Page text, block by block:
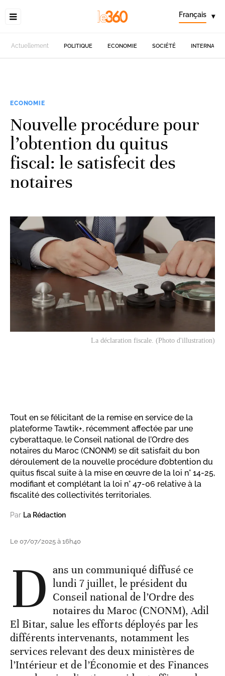
Français ▾
Actuellement POLITIQUE ECONOMIE SOCIÉTÉ
ECONOMIE
Nouvelle procédure pour
l’obtention du quitus
fiscal: le satisfecit des
notaires
La déclaration fiscale. (Photo d'illustration)
Tout en se félicitant de la remise en service de la
plateforme Tawtik+, récemment affectée par une
cyberattaque, le Conseil national de l’Ordre des
notaires du Maroc (CNONM) se dit satisfait du bon
déroulement de la nouvelle procédure d’obtention du
quitus fiscal suite à la mise en œuvre de la loi n° 14-25,
modifiant et complétant la loi n° 47-06 relative à la
fiscalité des collectivités territoriales.
Par La Rédaction
Le 07/07/2025 à 16h40
D ans un communiqué diffusé ce
lundi 7 juillet, le président du
Conseil national de l’Ordre des
notaires du Maroc (CNONM), Adil
El Bitar, salue les efforts déployés par les
différents intervenants, notamment les
services relevant des deux ministères de
l’Intérieur et de l’Économie et des Finances